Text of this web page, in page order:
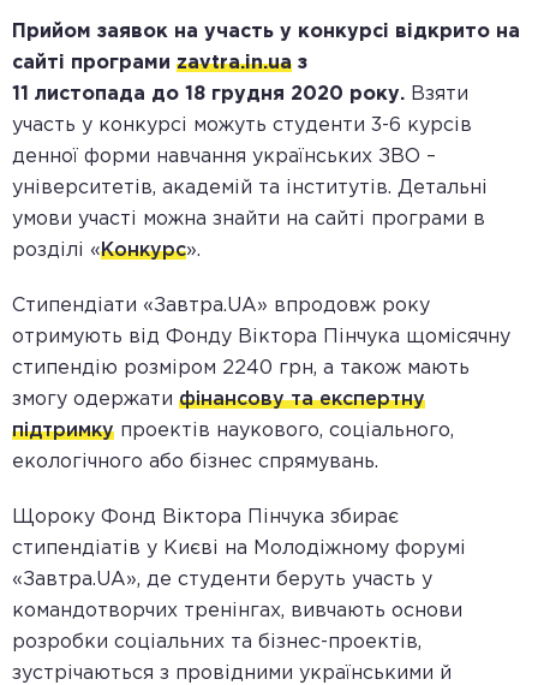
Прийом заявок на участь у конкурсі відкрито на
сайті програми zavtra.in.ua з
1 1 листопада до 18 грудня 2020 року. Взяти
участь у конкурсі можуть студенти 3-6 курсів
денної форми навчання українських ЗВО –
університетів, академій та інститутів. Детальні
умови участі можна знайти на сайті програми в
розділі «Конкурс».
Стипендіати «Завтра.UA» впродовж року
отримують від Фонду Віктора Пінчука щомісячну
стипендію розміром 2240 грн, а також мають
змогу одержати фінансову та експертну
підтримку проектів наукового, соціального,
екологічного або бізнес спрямувань.
Щороку Фонд Віктора Пінчука збирає
стипендіатів у Києві на Молодіжному форумі
«Завтра.UA», де студенти беруть участь у
командотворчих тренінгах, вивчають основи
розробки соціальних та бізнес-проектів,
зустрічаються з провідними українськими й